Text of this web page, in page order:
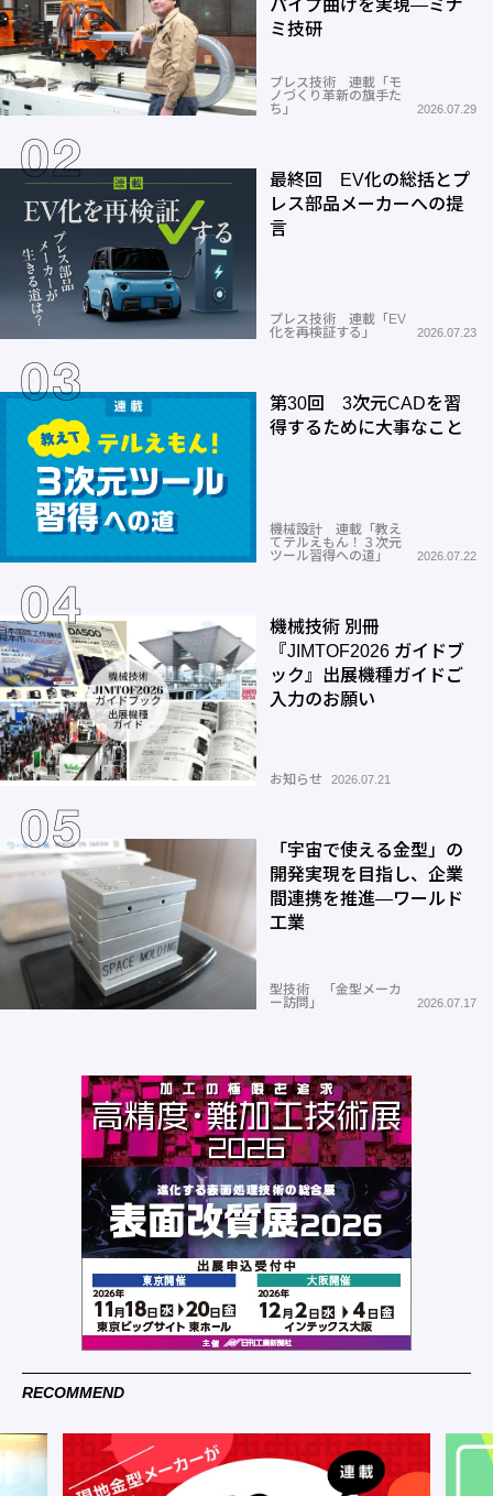
パイプ曲げを実現―ミナ
ミ技研
プレス技術 連載「モ
ノづくり革新の旗手た
ち」
2026.07.29
最終回 EV化の総括とプ
レス部品メーカーへの提
言
プレス技術 連載「EV
化を再検証する」
2026.07.23
第30回 3次元CADを習
得するために大事なこと
機械設計 連載「教え
てテルえもん！３次元
ツール習得への道」
2026.07.22
機械技術 別冊
『JIMTOF2026 ガイドブ
ック』出展機種ガイドご
入力のお願い
お知らせ 2026.07.21
「宇宙で使える金型」の
開発実現を目指し、企業
間連携を推進―ワールド
工業
型技術 「金型メーカ
ー訪問」
2026.07.17
RECOMMEND